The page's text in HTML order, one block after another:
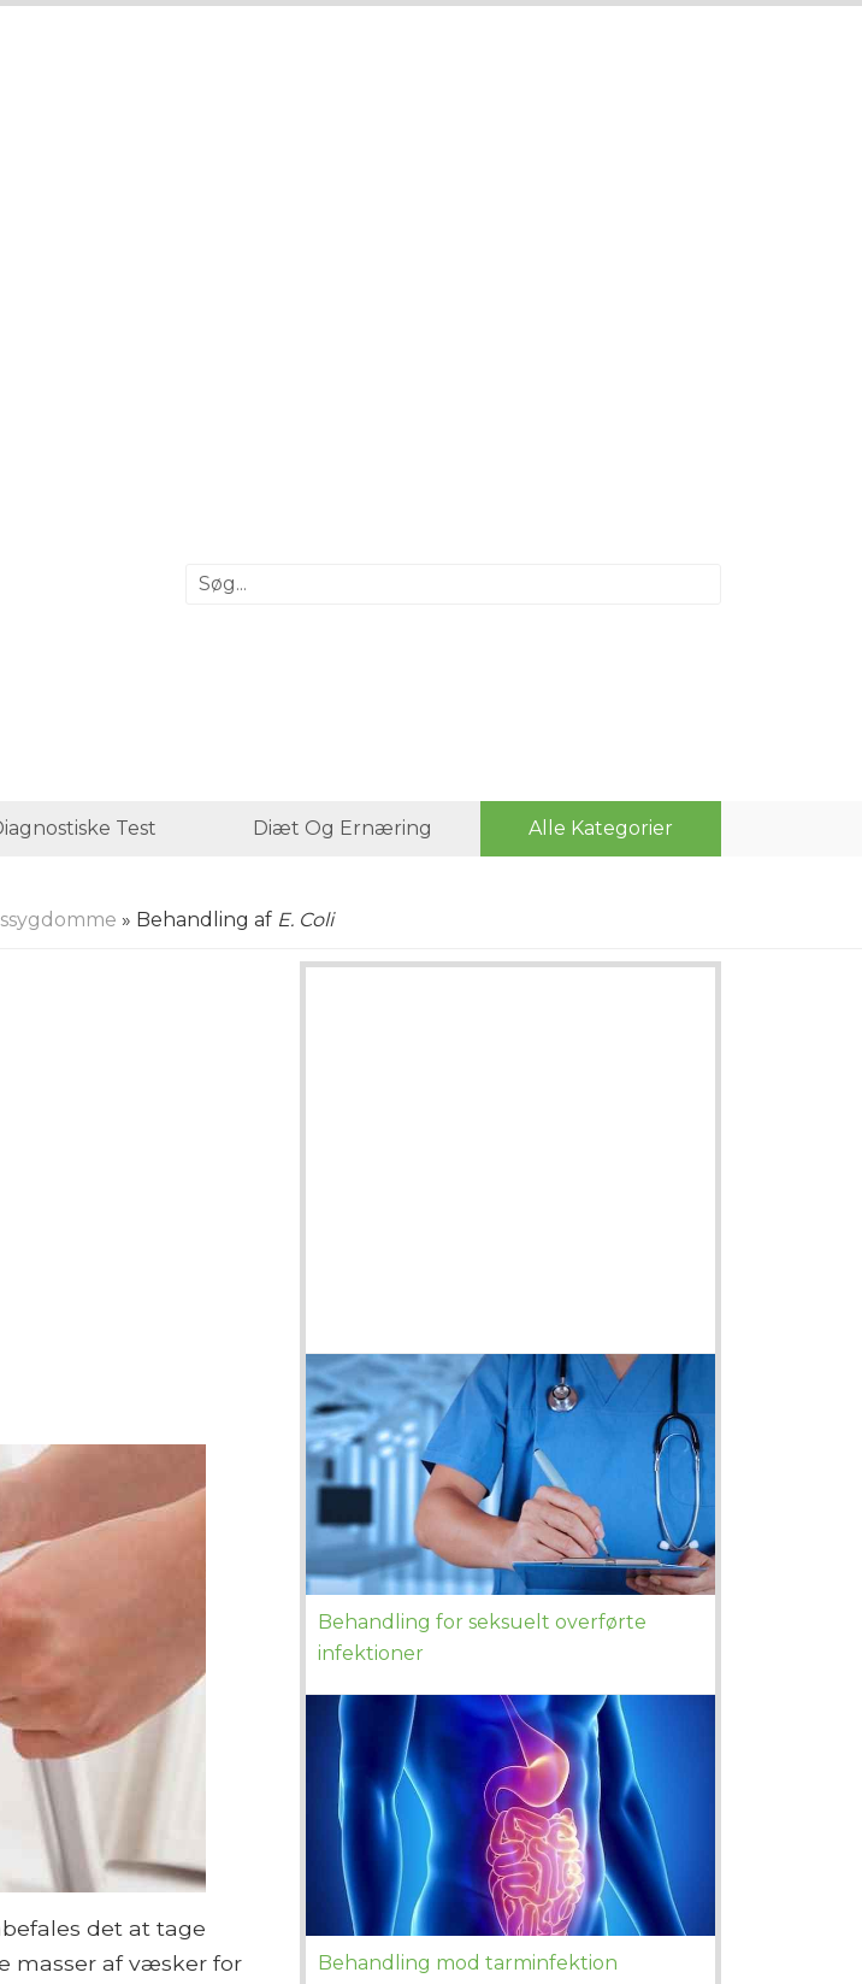
Test Diæt Og Ernæring Alle Kategorier
» Behandling af E. Coli
det at tage
masser af væsker for
Behandling for seksuelt overførte
infektioner
Behandling mod tarminfektion